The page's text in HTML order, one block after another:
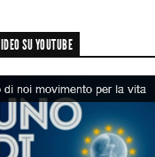
SU YOUTUBE